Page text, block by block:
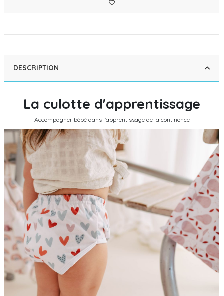
DESCRIPTION
La culotte d'apprentissage
Accompagner bébé dans l'apprentissage de la continence